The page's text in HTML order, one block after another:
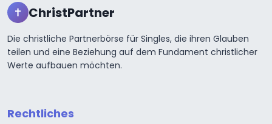
✝ ChristPartner
Die christliche Partnerbörse für Singles, die ihren Glauben
teilen und eine Beziehung auf dem Fundament christlicher
Werte aufbauen möchten.
Rechtliches